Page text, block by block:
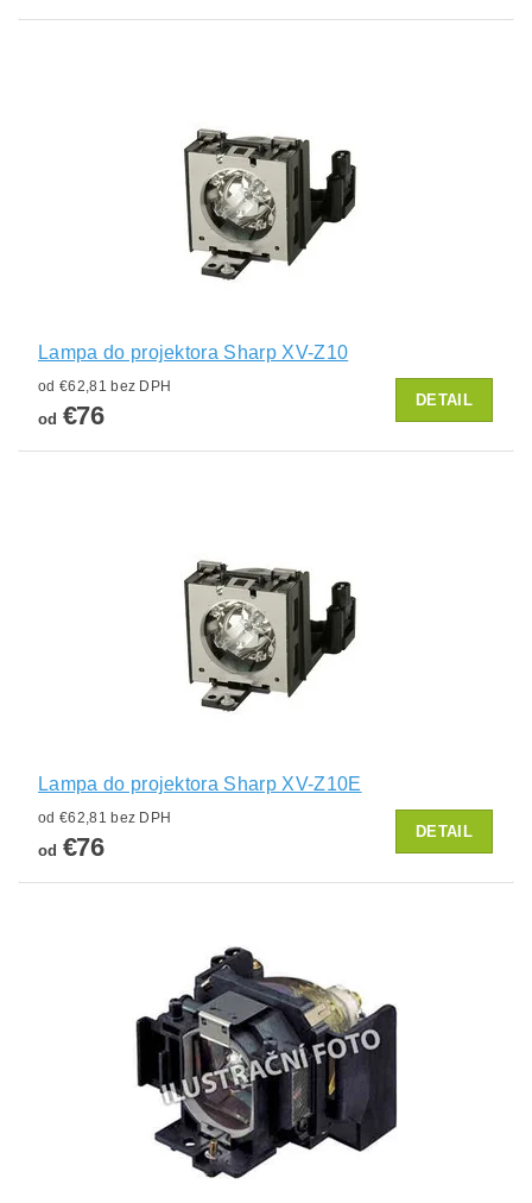
Lampa do projektora Sharp XV-Z10
od €62,81 bez DPH
od €76
DETAIL
Lampa do projektora Sharp XV-Z10E
od €62,81 bez DPH
od €76
DETAIL